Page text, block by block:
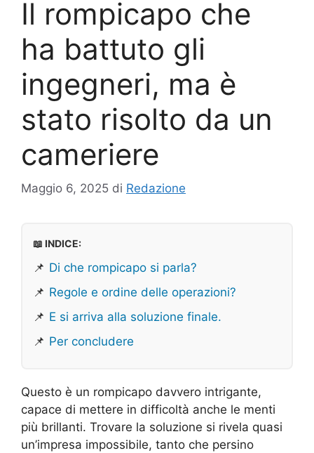
Il rompicapo che
ha battuto gli
ingegneri, ma è
stato risolto da un
cameriere
Maggio 6, 2025 di Redazione
📖 INDICE:
📌 Di che rompicapo si parla?
📌 Regole e ordine delle operazioni?
📌 E si arriva alla soluzione finale.
📌 Per concludere
Questo è un rompicapo davvero intrigante,
capace di mettere in difficoltà anche le menti
più brillanti. Trovare la soluzione si rivela quasi
un’impresa impossibile, tanto che persino